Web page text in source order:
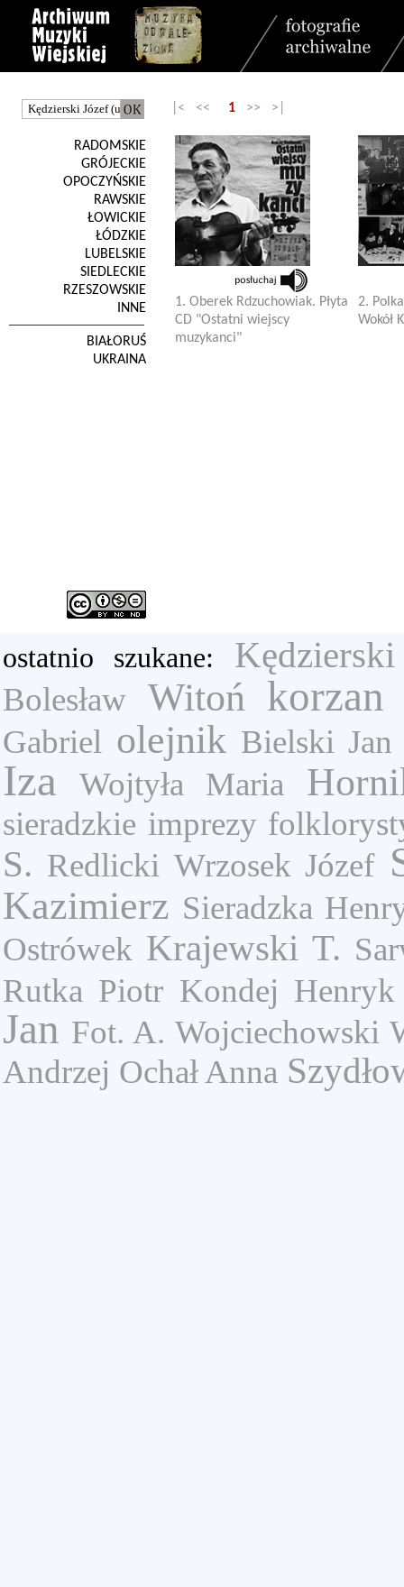
RADOMSKIE
GRÓJECKIE
OPOCZYŃSKIE
RAWSKIE
ŁOWICKIE
ŁÓDZKIE
LUBELSKIE
SIEDLECKIE
RZESZOWSKIE
INNE
BIAŁORUŚ
UKRAINA
|< << 1 >> >|
1. Oberek Rdzuchowiak. Płyta
CD "Ostatni wiejscy
muzykanci"
2.
Wokół
ostatnio szukane:
Bolesław Witoń korzan
Gabriel olejnik Bielski Jan
Iza Wojtyła Maria
sieradzkie imprezy
S. Redlicki Wrzosek Józef
Kazimierz Sieradzka
Ostrówek Krajewski T.
Rutka Piotr Kondej Henryk
Jan Fot. A. Wojciechowski
Andrzej Ochał Anna